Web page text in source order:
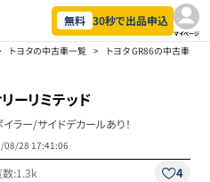
無料 30秒で出品申込
マイページ
トヨタの中古車一覧 > トヨタ GR86の中古車一覧
ーリミテッド
ラー/サイドデカールあり！
08/28 17:41:06
数:1.3k 4